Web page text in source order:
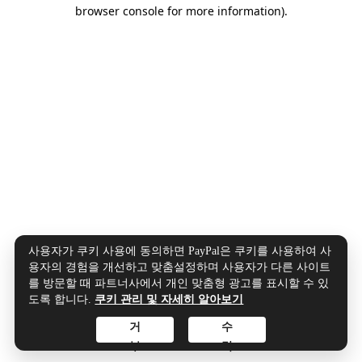
browser console for more information).
사용자가 쿠키 사용에 동의하면 PayPal은 쿠키를 사용하여 사
용자의 경험을 개선하고 맞춤설정하며 사용자가 다른 사이트
를 방문할 때 파트너사에서 개인 맞춤형 광고를 표시할 수 있
도록 합니다. 쿠키 관리 및 자세히 알아보기
수
락
거
부